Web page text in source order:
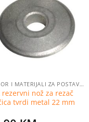
Dodaj
na
listu
želja
PRIBOR I MATERIJALI ZA POSTAVLJANJE PLOČICA
rezervni nož za rezač
tvrdi metal 22 mm